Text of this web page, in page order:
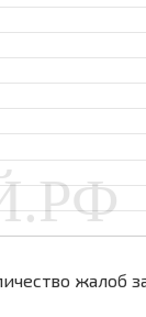
жалоб